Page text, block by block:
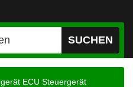
SUCHEN
ECU Steuergerät